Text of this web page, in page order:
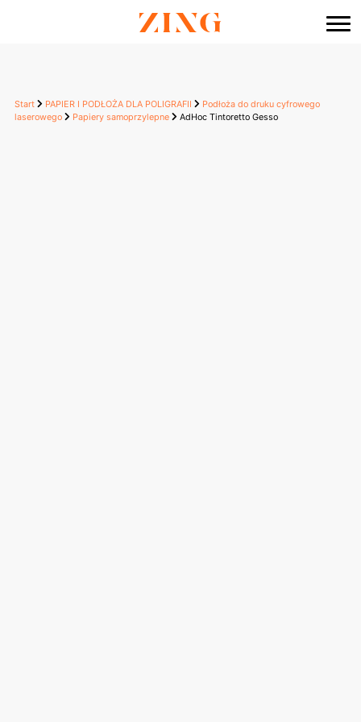
Start PAPIER I PODŁOŻA DLA POLIGRAFII
Podłoża do druku cyfrowego
laserowego
Papiery samoprzylepne AdHoc Tintoretto Gesso